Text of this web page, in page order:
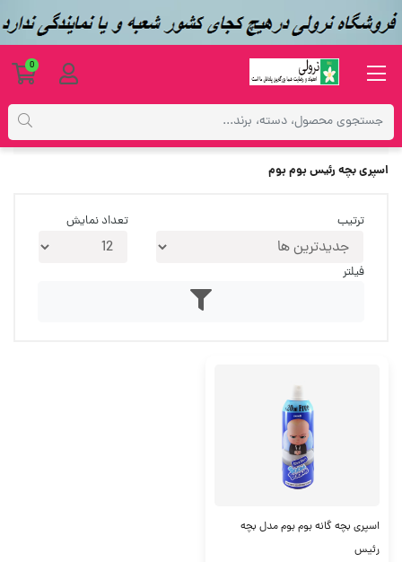
اسپری بچه رئیس بوم بوم
ترتیب تعداد نمایش
فیلتر
اسپری بچه گانه بوم بوم مدل بچه
رئیس
0